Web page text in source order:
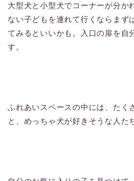
大型犬と小型犬でコーナーが分か
ない子どもを連れて行くならまず
てみるといいかも。入口の扉を自
す。
ふれあいスペースの中には、たく
と、めっちゃ犬が好きそうな人た